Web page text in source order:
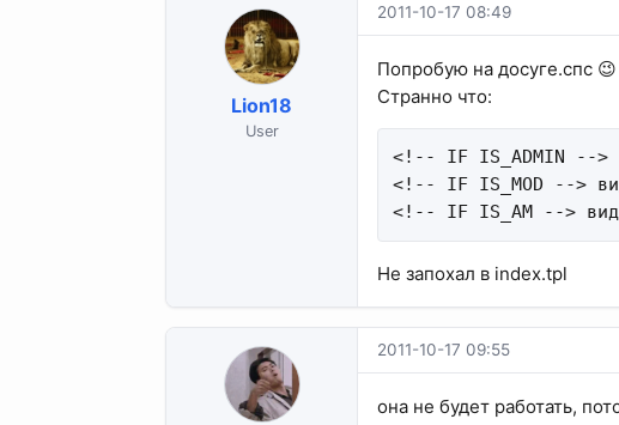
Lion18
User
2011-10-17 08:49
Попробую на досуге.спс 😉
Странно что:
<!-- IF IS_ADMIN -->
<!-- IF IS_MOD -->
<!-- IF IS_AM -->
Не запохал в index.tpl
2011-10-17 09:55
она не будет работать,